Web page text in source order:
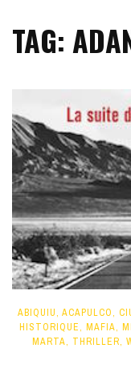
TAG:
ABIQUIU, ACAPULCO,
HISTORIQUE, MAFIA,
MARTA, THRILLER,